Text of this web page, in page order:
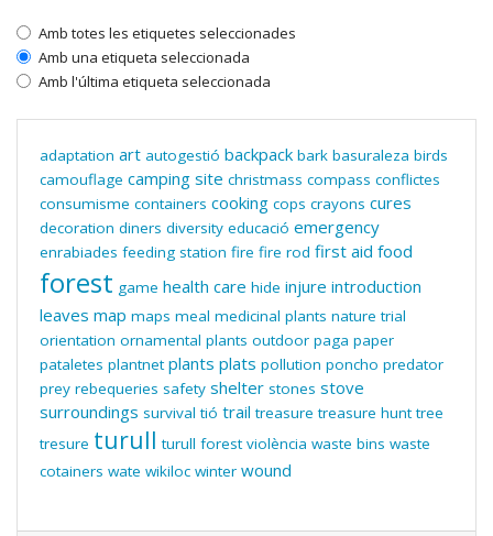
Amb totes les etiquetes seleccionades
Amb una etiqueta seleccionada
Amb l'última etiqueta seleccionada
adaptation art autogestió backpack bark basuraleza birds
camouflage camping site christmass compass conflictes
consumisme containers cooking cops crayons cures
decoration diners diversity educació emergency
enrabiades feeding station fire fire rod first aid food
forest game health care hide injure introduction
leaves map maps meal medicinal plants nature trial
orientation ornamental plants outdoor paga paper
pataletes plantnet plants plats pollution poncho predator
prey rebequeries safety shelter stones stove
surroundings survival tió trail treasure treasure hunt tree
tresure turull turull forest violència waste bins waste
cotainers wate wikiloc winter wound